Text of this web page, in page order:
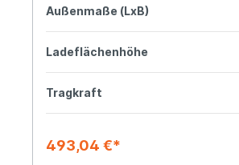
Außenmaße (LxB)
Ladeflächenhöhe
Tragkraft
493,04 €*